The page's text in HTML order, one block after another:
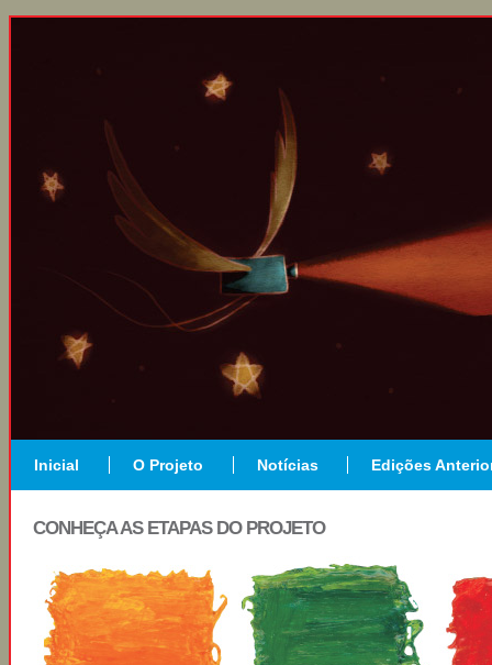
Inicial O Projeto Notícias Edições
CONHEÇA AS ETAPAS DO PROJETO